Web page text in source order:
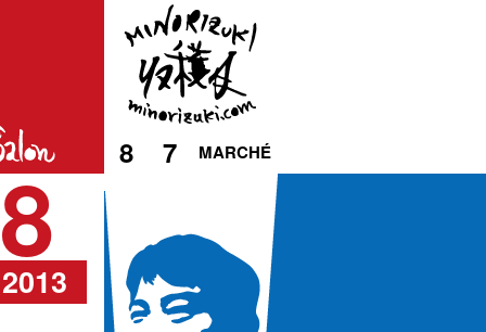
MARCHÉ
8 7